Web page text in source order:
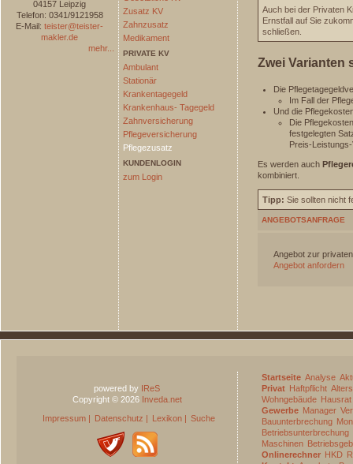
04157 Leipzig
Telefon: 0341/9121958
E-Mail: teister@teister-
makler.de
mehr...
Zusatz KV
Zahnzusatz
Medikament
PRIVATE KV
Ambulant
Stationär
Krankentagegeld
Krankenhaus- Tagegeld
Zahnversicherung
Pflegeversicherung
Pflegezusatz
KUNDENLOGIN
zum Login
Auch bei der Privaten
Ernstfall auf Sie
schließen.
Zwei Varianten
Die
Im Fall der
Und die
Die
festgelegten
Preis-
Es werden auch
kombiniert.
Tipp: Sie sollten nicht
ANGEBOTSANFRAGE
Angebot zur
Angebot anfordern
powered by IReS
Copyright © 2026 Inveda.net
Impressum | Datenschutz | Lexikon | Suche
Startseite Analyse
Privat Haftpflicht
Wohngebäude Hausrat
Gewerbe Manager
Bauunterbrechung
Betriebsunterbrechung
Maschinen
Onlinerechner HKD